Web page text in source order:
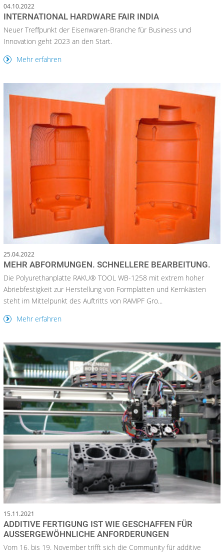
04.10.2022
INTERNATIONAL HARDWARE FAIR INDIA
Neuer Treffpunkt der Eisenwaren-Branche für Business und
Innovation geht 2023 an den Start.
Mehr erfahren
25.04.2022
MEHR ABFORMUNGEN. SCHNELLERE BEARBEITUNG.
Die Polyurethanplatte RAKU® TOOL WB-1258 mit extrem hoher
Abriebfestigkeit zur Herstellung von Formplatten und Kernkästen
steht im Mittelpunkt des Auftritts von RAMPF Gro...
Mehr erfahren
15.11.2021
ADDITIVE FERTIGUNG IST WIE GESCHAFFEN FÜR
AUSSERGEWÖHNLICHE ANFORDERUNGEN
Vom 16. bis 19. November trifft sich die Community für additive